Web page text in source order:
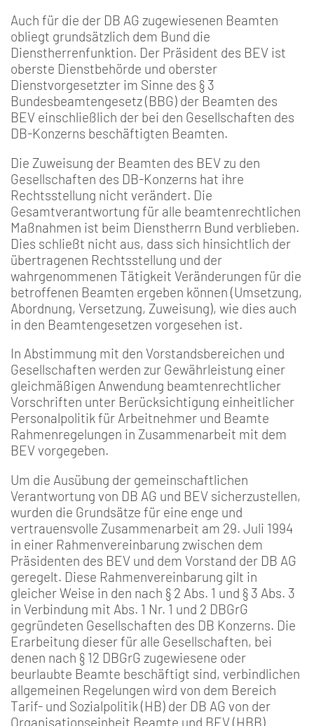
Auch für die der DB AG zugewiesenen Beamten
obliegt grundsätzlich dem Bund die
Dienstherrenfunktion. Der Präsident des BEV ist
oberste Dienstbehörde und oberster
Dienstvorgesetzter im Sinne des § 3
Bundesbeamtengesetz (BBG) der Beamten des
BEV einschließlich der bei den Gesellschaften des
DB-Konzerns beschäftigten Beamten.
Die Zuweisung der Beamten des BEV zu den
Gesellschaften des DB-Konzerns hat ihre
Rechtsstellung nicht verändert. Die
Gesamtverantwortung für alle beamtenrechtlichen
Maßnahmen ist beim Dienstherrn Bund verblieben.
Dies schließt nicht aus, dass sich hinsichtlich der
übertragenen Rechtsstellung und der
wahrgenommenen Tätigkeit Veränderungen für die
betroffenen Beamten ergeben können (Umsetzung,
Abordnung, Versetzung, Zuweisung), wie dies auch
in den Beamtengesetzen vorgesehen ist.
In Abstimmung mit den Vorstandsbereichen und
Gesellschaften werden zur Gewährleistung einer
gleichmäßigen Anwendung beamtenrechtlicher
Vorschriften unter Berücksichtigung einheitlicher
Personalpolitik für Arbeitnehmer und Beamte
Rahmenregelungen in Zusammenarbeit mit dem
BEV vorgegeben.
Um die Ausübung der gemeinschaftlichen
Verantwortung von DB AG und BEV sicherzustellen,
wurden die Grundsätze für eine enge und
vertrauensvolle Zusammenarbeit am 29. Juli 1994
in einer Rahmenvereinbarung zwischen dem
Präsidenten des BEV und dem Vorstand der DB AG
geregelt. Diese Rahmenvereinbarung gilt in
gleicher Weise in den nach § 2 Abs. 1 und § 3 Abs. 3
in Verbindung mit Abs. 1 Nr. 1 und 2 DBGrG
gegründeten Gesellschaften des DB Konzerns. Die
Erarbeitung dieser für alle Gesellschaften, bei
denen nach § 12 DBGrG zugewiesene oder
beurlaubte Beamte beschäftigt sind, verbindlichen
allgemeinen Regelungen wird von dem Bereich
Tarif- und Sozialpolitik (HB) der DB AG von der
Organisationseinheit Beamte und BEV (HBB)